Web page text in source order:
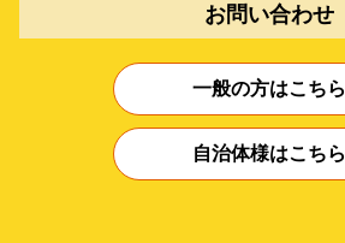
お問い合わせ
一般の方はこちら
自治体様はこちら